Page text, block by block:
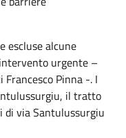
escluse alcune
urgente –
Francesco Pinna -. I
il tratto
di via Santulussurgiu